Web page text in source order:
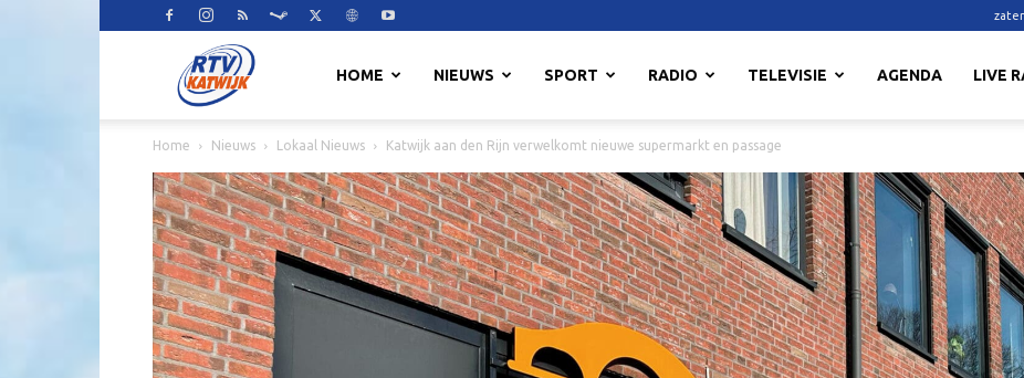
HOME NIEUWS SPORT RADIO TELEVISIE AGENDA LIVE
Home Nieuws Lokaal Nieuws Katwijk aan den Rijn verwelkomt nieuwe supermarkt en passage